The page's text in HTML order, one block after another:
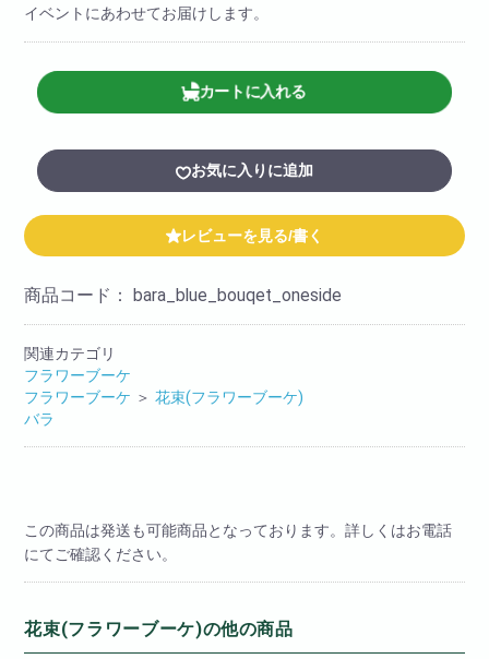
イベントにあわせてお届けします。
カートに入れる
お気に入りに追加
レビューを見る/書く
商品コード： bara_blue_bouqet_oneside
関連カテゴリ
フラワーブーケ
フラワーブーケ ＞ 花束(フラワーブーケ)
バラ
この商品は発送も可能商品となっております。詳しくはお電話
にてご確認ください。
花束(フラワーブーケ)の他の商品